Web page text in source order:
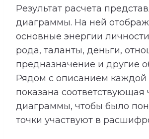
Результат расчета
диаграммы. На ней
основные энергии
рода, таланты, деньги,
предназначение и другие
Рядом с описанием каждой
показана соответствующая
диаграммы, чтобы было
точки участвуют в